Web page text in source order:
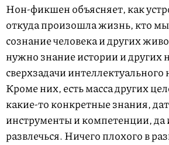
Нон-фикшен объясняет, как
откуда произошла жизнь, кто
сознание человека и других
нужно знание истории и других
сверхзадачи
Кроме них, есть масса других
какие-то конкретные знания,
инструменты и компетенции, да
развлечься. Ничего плохого в